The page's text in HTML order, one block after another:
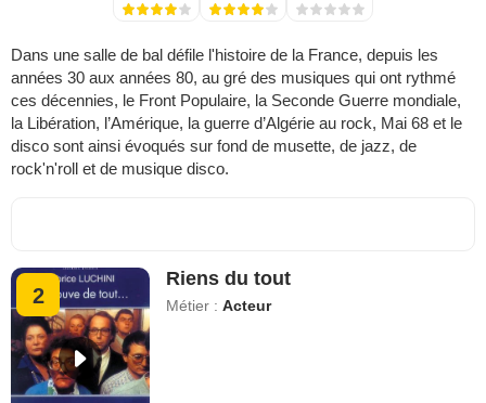
Dans une salle de bal défile l'histoire de la France, depuis les
années 30 aux années 80, au gré des musiques qui ont rythmé
ces décennies, le Front Populaire, la Seconde Guerre mondiale,
la Libération, l’Amérique, la guerre d’Algérie au rock, Mai 68 et le
disco sont ainsi évoqués sur fond de musette, de jazz, de
rock'n'roll et de musique disco.
2
Riens du tout
Métier :Acteur